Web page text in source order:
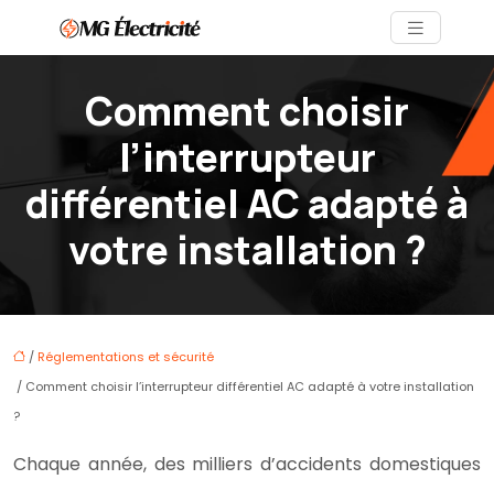
Comment choisir
l’interrupteur
différentiel AC adapté à
votre installation ?
/ Réglementations et sécurité
/ Comment choisir l’interrupteur différentiel AC adapté à votre installation
?
Chaque année, des milliers d’accidents domestiques